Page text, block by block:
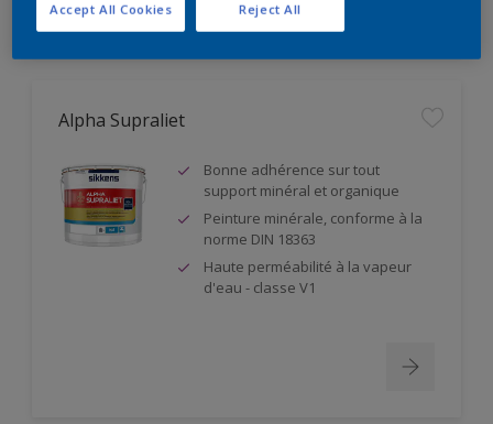
Alpha Supraliet
Bonne adhérence sur tout
support minéral et organique
Peinture minérale, conforme à la
norme DIN 18363
Haute perméabilité à la vapeur
d'eau - classe V1
Reject All
Accept All Cookies